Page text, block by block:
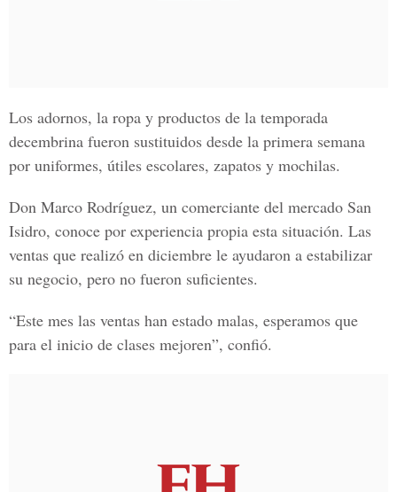
Los adornos, la ropa y productos de la temporada
decembrina fueron sustituidos desde la primera semana
por uniformes, útiles escolares, zapatos y mochilas.
Don Marco Rodríguez, un comerciante del mercado San
Isidro, conoce por experiencia propia esta situación. Las
ventas que realizó en diciembre le ayudaron a estabilizar
su negocio, pero no fueron suficientes.
“Este mes las ventas han estado malas, esperamos que
para el inicio de clases mejoren”, confió.